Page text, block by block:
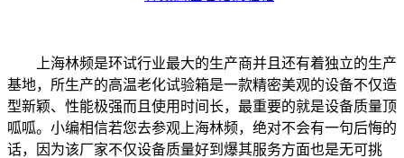
上海林频是环试行业最大的生产商并且还有着独立的生产
基地，所生产的高温老化试验箱是一款精密美观的设备不仅造
型新颖、性能极强而且使用时间长，最重要的就是设备质量顶
呱呱。小编相信若您去参观上海林频，绝对不会有一句后悔的
话，因为该厂家不仅设备质量好到爆其服务方面也是无可挑